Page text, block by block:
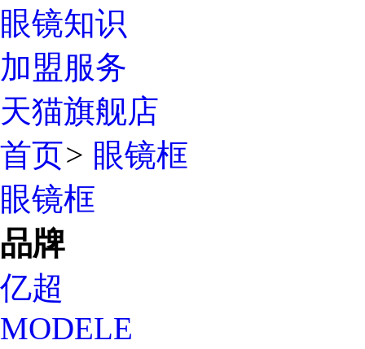
眼镜知识
加盟服务
天猫旗舰店
首页> 眼镜框
眼镜框
品牌
亿超
MODELE